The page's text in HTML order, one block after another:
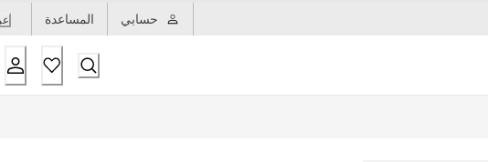
حسابي المساعدة